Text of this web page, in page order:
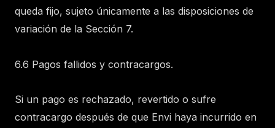
queda fijo, sujeto únicamente a las disposiciones de
variación de la Sección 7.
6.6 Pagos fallidos y contracargos.
Si un pago es rechazado, revertido o sufre
contracargo después de que Envi haya incurrido en